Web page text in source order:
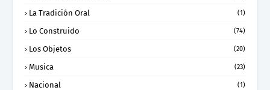
La Tradición Oral (1)
Lo Construido (74)
Los Objetos (20)
Musica (23)
Nacional (1)